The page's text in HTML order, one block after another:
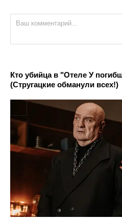
Кто убийца в "Отеле У
(Стругацкие обманули всех!)